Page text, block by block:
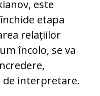
este
eta­pa
relațiilor
încolo, se va
de interpretare.